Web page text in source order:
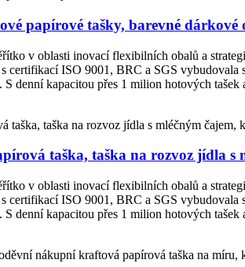
papírové tašky, barevné
v oblasti inovací flexibilních obalů a
certifikací ISO 9001, BRC a SGS vybudovala
S denní kapacitou přes 1 milion hotových
taška, taška na rozvoz jídla
v oblasti inovací flexibilních obalů a
certifikací ISO 9001, BRC a SGS vybudovala
S denní kapacitou přes 1 milion hotových